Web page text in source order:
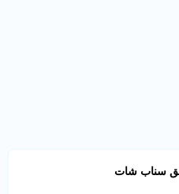
سناب شات